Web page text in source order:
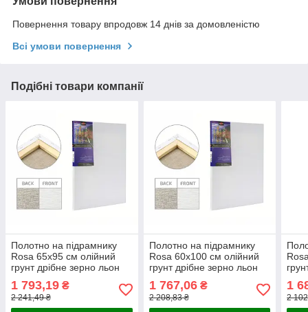
Повернення товару впродовж 14 днів за домовленістю
Всі умови повернення
Подібні товари компанії
Полотно на підрамнику
Rosa 65x95 см олійний
грунт дрібне зерно льон
(4820149862170)
1 793,19 ₴
2 241,49 ₴
Полотно на підрамнику
Rosa 60x100 см олійний
грунт дрібне зерно льон
(4820149861975)
1 767,06₴
2 208,83 ₴
1
2